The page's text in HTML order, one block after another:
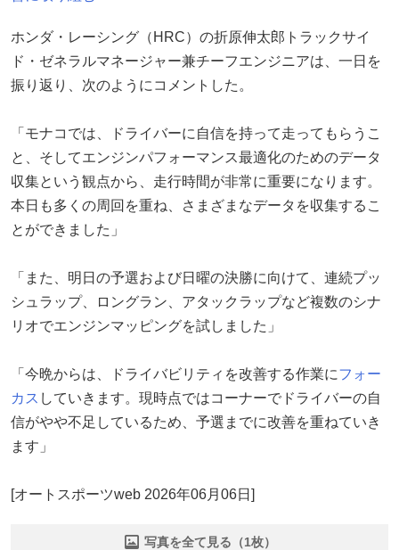
ホンダ・レーシング（HRC）の折原伸太郎トラックサイ
ド・ゼネラルマネージャー兼チーフエンジニアは、一日を
振り返り、次のようにコメントした。
「モナコでは、ドライバーに自信を持って走ってもらうこ
と、そしてエンジンパフォーマンス最適化のためのデータ
収集という観点から、走行時間が非常に重要になります。
本日も多くの周回を重ね、さまざまなデータを収集するこ
とができました」
「また、明日の予選および日曜の決勝に向けて、連続プッ
シュラップ、ロングラン、アタックラップなど複数のシナ
リオでエンジンマッピングを試しました」
「今晩からは、ドライバビリティを改善する作業にフォー
カス していきます。現時点ではコーナーでドライバーの自
信がやや不足しているため、予選までに改善を重ねていき
ます」
[オートスポーツweb 2026年06月06日]
写真を全て見る（1枚）